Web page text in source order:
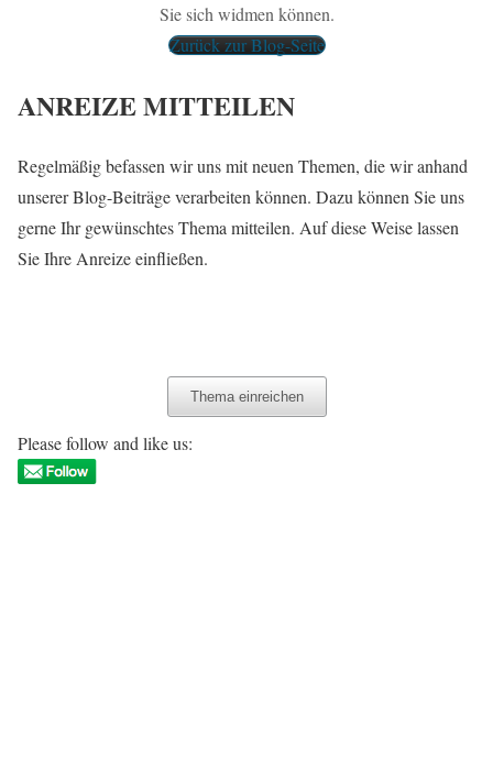
Sie sich widmen können.
Zurück zur Blog-Seite
ANREIZE MITTEILEN
Regelmäßig befassen wir uns mit neuen Themen, die wir anhand
unserer Blog-Beiträge verarbeiten können. Dazu können Sie uns
gerne Ihr gewünschtes Thema mitteilen. Auf diese Weise lassen
Sie Ihre Anreize einfließen.
Thema einreichen
Please follow and like us: